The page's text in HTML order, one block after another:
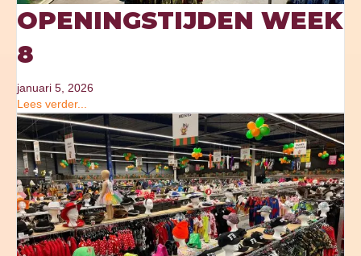
OPENINGSTIJDEN WEEK
8
januari 5, 2026
Lees verder...